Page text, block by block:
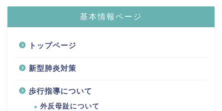
基本情報ページ
トップページ
新型肺炎対策
歩行指導について
外反母趾について